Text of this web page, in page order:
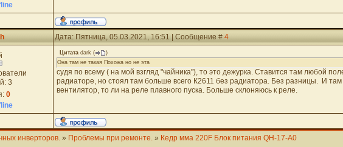
Дата: Пятница, 05.03.2021, 16:51 | Сообщение #4
3
0
Цитата dark (
)
Она там не такая Похожа но не эта
судя по всему ( на мой взгляд "чайника"), то это дежурка. Ставится там любой
радиаторе, но стоял там больше всего К2611 без радиатора. Без разницы. И
вентилятор, то ли на реле плавного пуска. Больше склоняюсь к реле.
инверторов. » Проблемы при ремонте. » Кедр мма 220F Блок питания QH-17-A0